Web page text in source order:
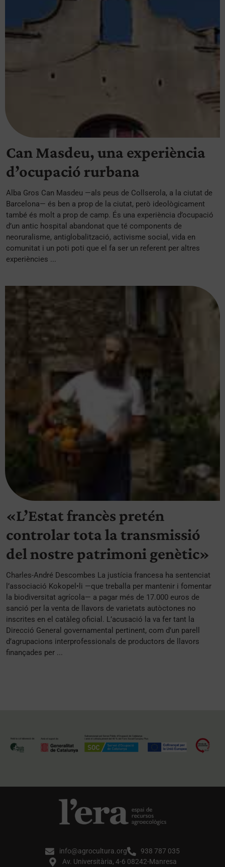
Can Masdeu, una experiència
d’ocupació rurbana
Alba Gros Can Masdeu —als peus de Collserola, a la ciutat de
Barcelona— és ben a prop de la ciutat, però ideològicament
també és molt a prop de camp. És una experiència d’ocupació
d’un antic hospital abandonat que té components de
neoruralisme, antiglobalització, activisme social, vida en
comunitat i un poti poti que el fa ser un referent per altres
experiències ...
«L’Estat francès pretén
controlar tota la transmissió
del nostre patrimoni genètic»
Charles-André Descombes La justícia francesa ha sentenciat
l’associació Kokopel•li —que treballa per mantenir i fomentar
la biodiversitat agrícola— a pagar més de 17.000 euros de
sanció per la venta de llavors de varietats autòctones no
inscrites en el catàleg oficial. L’acusació la va fer tant la
Direcció General governamental pertinent, com d’un parell
d’agrupacions interprofessionals de productors de llavors
finançades per ...
info@agrocultura.org
938 787 035
Av. Universitària, 4-6 08242-Manresa